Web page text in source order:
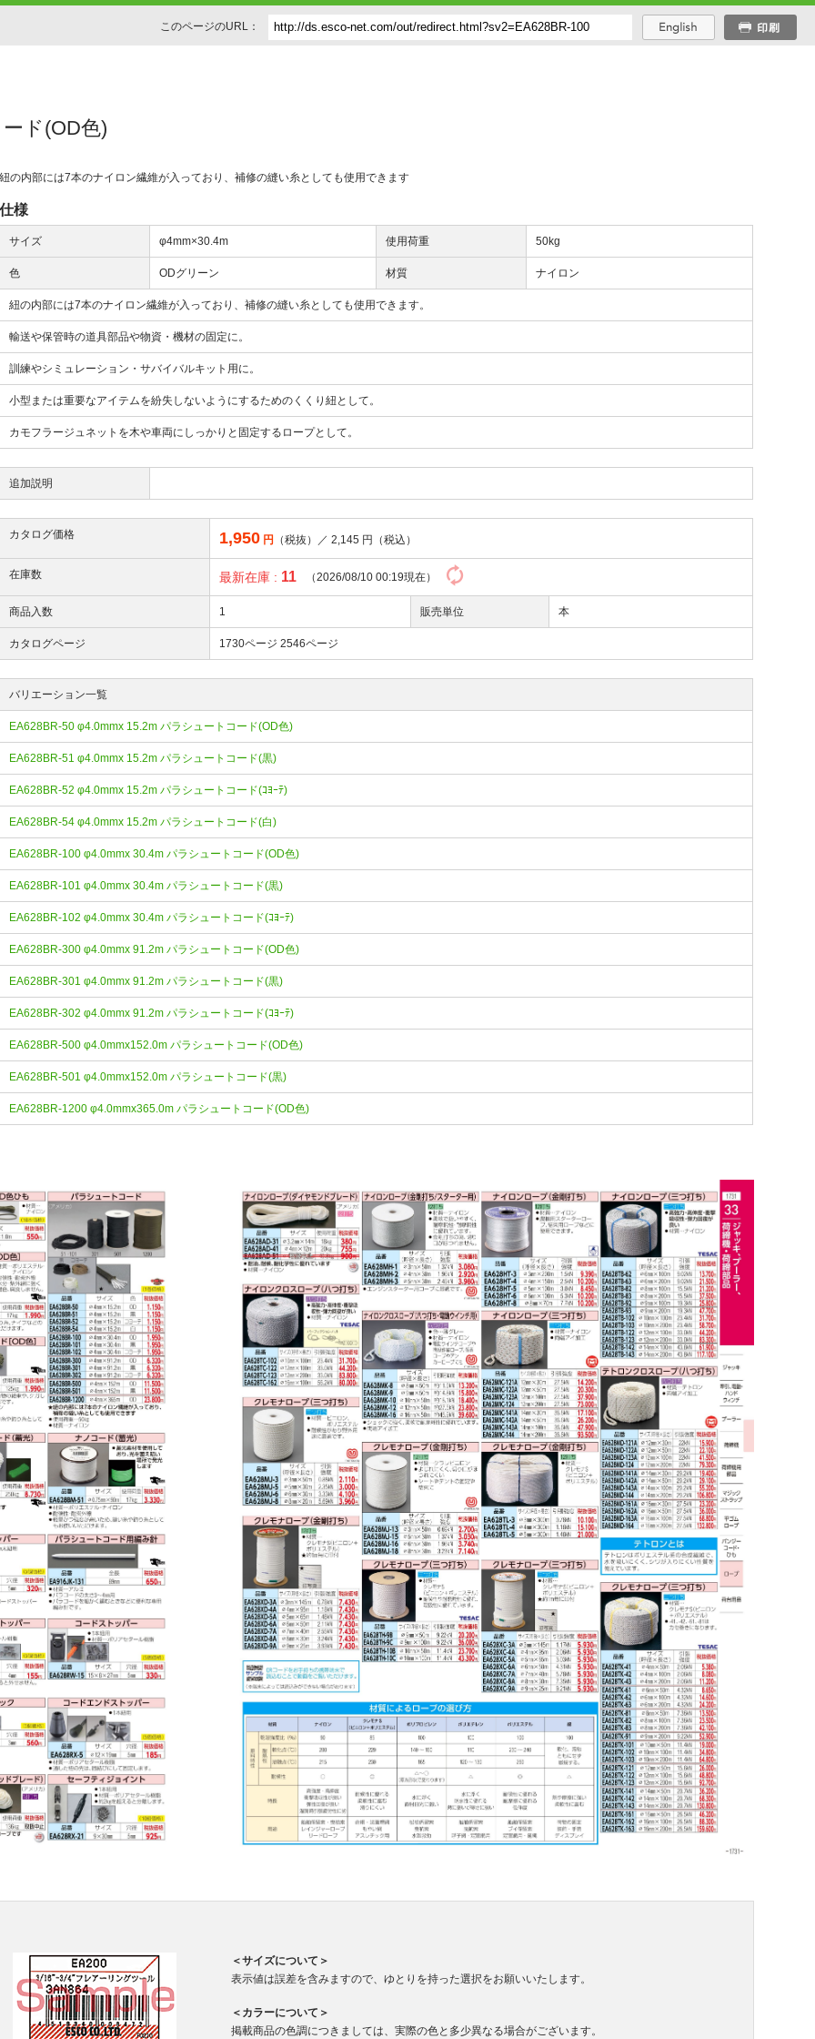
このページのURL：
ド(OD色)
紐の内部には7本のナイロン繊維が入っており、補修の縫い糸としても使用できます
仕様
サイズ φ4mm×30.4m 使用荷重 50kg
色 ODグリーン 材質 ナイロン
紐の内部には7本のナイロン繊維が入っており、補修の縫い糸としても使用できます。
輸送や保管時の道具部品や物資・機材の固定に。
訓練やシミュレーション・サバイバルキット用に。
小型または重要なアイテムを紛失しないようにするためのくくり紐として。
カモフラージュネットを木や車両にしっかりと固定するロープとして。
追加説明
カタログ価格 1,950 円 （税抜）／2,145 円（税込）
在庫数 最新在庫 : 11 （2026/08/10 00:19現在）
商品入数 1 販売単位 本
カタログページ 1730ページ 2546ページ
バリエーション一覧
EA628BR-50 φ4.0mmx 15.2m パラシュートコード(OD色)
EA628BR-51 φ4.0mmx 15.2m パラシュートコード(黒)
EA628BR-52 φ4.0mmx 15.2m パラシュートコード(ｺﾖｰﾃ)
EA628BR-54 φ4.0mmx 15.2m パラシュートコード(白)
EA628BR-100 φ4.0mmx 30.4m パラシュートコード(OD色)
EA628BR-101 φ4.0mmx 30.4m パラシュートコード(黒)
EA628BR-102 φ4.0mmx 30.4m パラシュートコード(ｺﾖｰﾃ)
EA628BR-300 φ4.0mmx 91.2m パラシュートコード(OD色)
EA628BR-301 φ4.0mmx 91.2m パラシュートコード(黒)
EA628BR-302 φ4.0mmx 91.2m パラシュートコード(ｺﾖｰﾃ)
EA628BR-500 φ4.0mmx152.0m パラシュートコード(OD色)
EA628BR-501 φ4.0mmx152.0m パラシュートコード(黒)
EA628BR-1200 φ4.0mmx365.0m パラシュートコード(OD色)
＜サイズについて＞
表示値は誤差を含みますので、ゆとりを持った選択をお願いいたします。
＜カラーについて＞
掲載商品の色調につきましては、実際の色と多少異なる場合がございます。